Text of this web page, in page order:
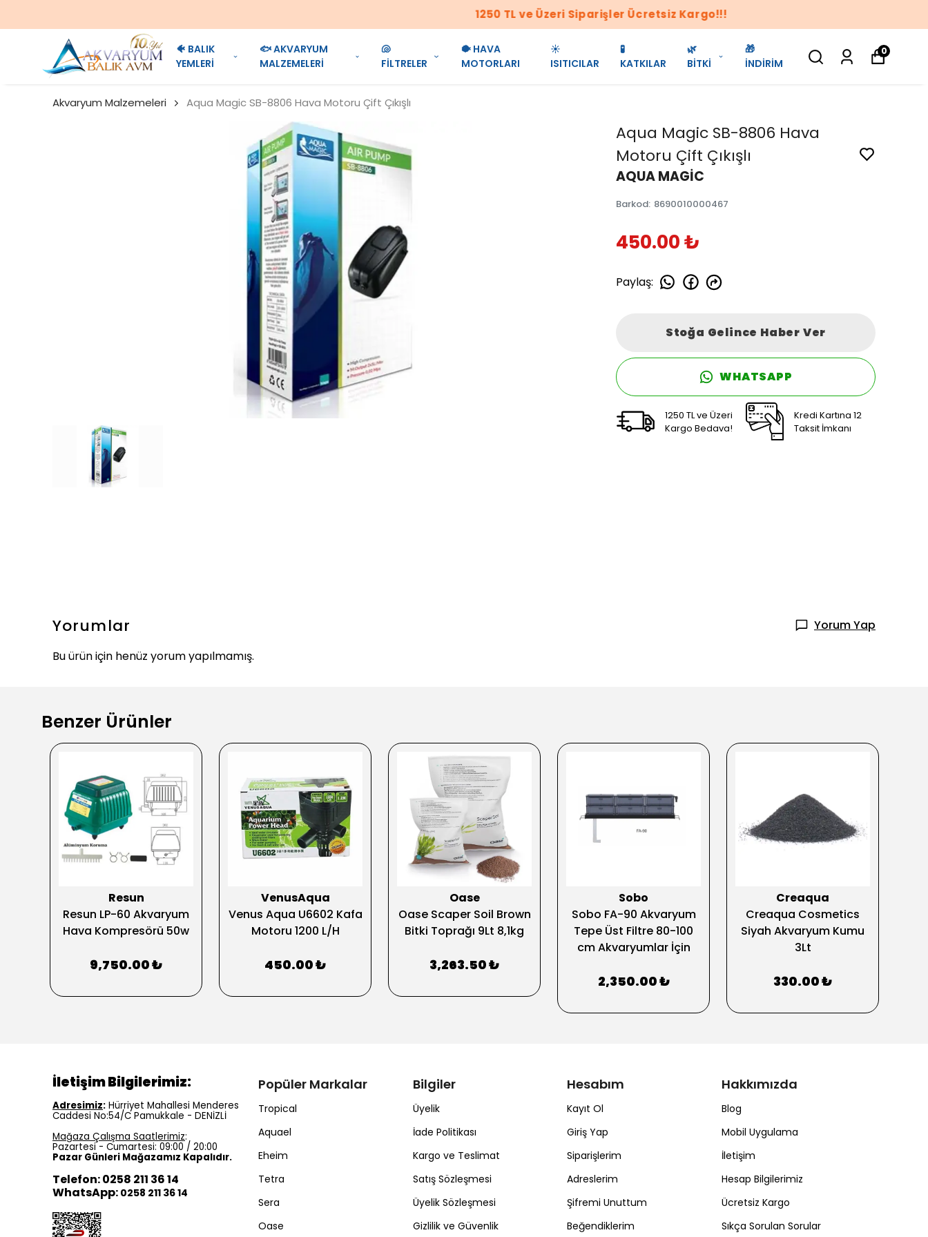
1250 TL ve Üzeri Siparişler Ücretsiz Kargo!!!
🐠 BALIK
YEMLERİ
🐟 AKVARYUM
MALZEMELERİ
🐚
FİLTRELER
🐡 HAVA
MOTORLARI
☀️
ISITICILAR
🧪
KATKILAR
🌿
BİTKİ
🎁
İNDİRİM
0
Akvaryum Malzemeleri Aqua Magic SB-8806 Hava Motoru Çift Çıkışlı
Aqua Magic SB-8806 Hava
Motoru Çift Çıkışlı
AQUA MAGİC
Barkod: 8690010000467
450.00 ₺
Paylaş:
Stoğa Gelince Haber Ver
WHATSAPP
1250 TL ve Üzeri
Kargo Bedava!
Kredi Kartına 12
Taksit İmkanı
Yorumlar
Yorum Yap
Bu ürün için henüz yorum yapılmamış.
Benzer Ürünler
Resun
Resun LP-60 Akvaryum
Hava Kompresörü 50w
9,750.00 ₺
VenusAqua
Venus Aqua U6602 Kafa
Motoru 1200 L/H
450.00 ₺
Oase
Oase Scaper Soil Brown
Bitki Toprağı 9Lt 8,1kg
3,263.50 ₺
Sobo
Sobo FA-90 Akvaryum
Tepe Üst Filtre 80-100
cm Akvaryumlar İçin
2,350.00 ₺
Creaqua
Creaqua Cosmetics
Siyah Akvaryum Kumu
3Lt
330.00 ₺
Popüler Markalar
Tropical
Aquael
Eheim
Tetra
Sera
Oase
Bilgiler
Üyelik
İade Politikası
Kargo ve Teslimat
Satış Sözleşmesi
Üyelik Sözleşmesi
Gizlilik ve Güvenlik
Hesabım
Kayıt Ol
Giriş Yap
Siparişlerim
Adreslerim
Şifremi Unuttum
Beğendiklerim
Hakkımızda
Blog
Mobil Uygulama
İletişim
Hesap Bilgilerimiz
Ücretsiz Kargo
Sıkça Sorulan Sorular
İletişim Bilgilerimiz:
Adresimiz: Hürriyet Mahallesi Menderes
Caddesi No:54/C Pamukkale - DENİZLİ
Mağaza Çalışma Saatlerimiz:
Pazartesi - Cumartesi: 09:00 / 20:00
Pazar Günleri Mağazamız Kapalıdır.
Telefon: 0258 211 36 14
WhatsApp: 0258 211 36 14